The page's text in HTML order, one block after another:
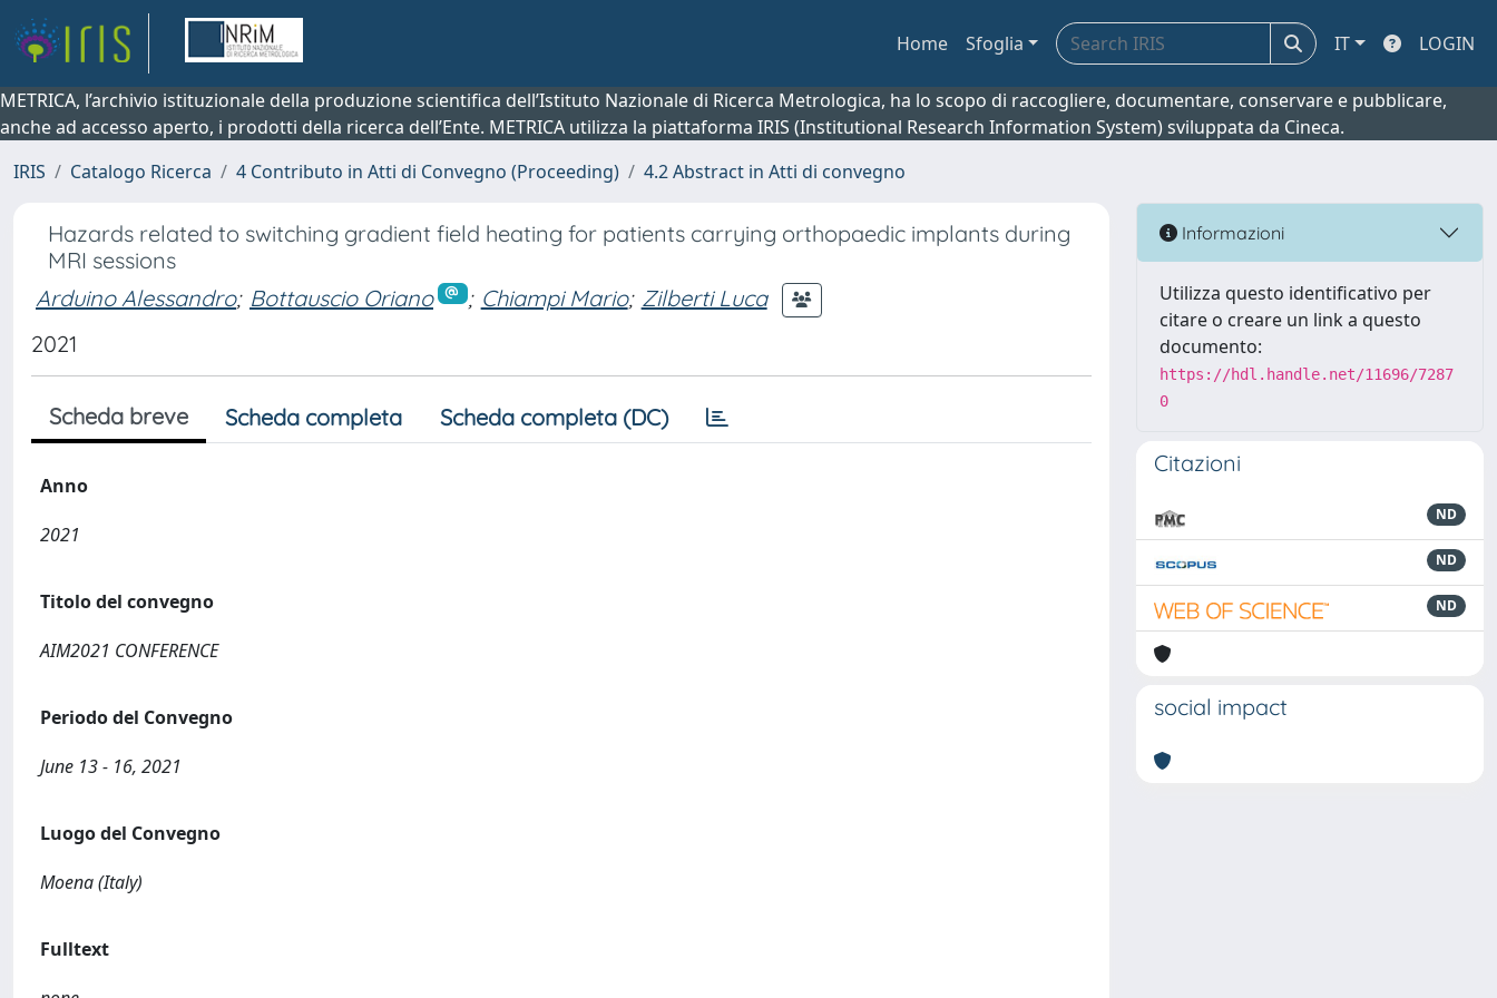
Home Sfoglia IT LOGIN
METRICA, l’archivio istituzionale della produzione scientifica dell’Istituto Nazionale di Ricerca Metrologica, ha lo scopo di raccogliere, documentare, conservare e pubblicare,
anche ad accesso aperto, i prodotti della ricerca dell’Ente. METRICA utilizza la piattaforma IRIS (Institutional Research Information System) sviluppata da Cineca.
IRIS
Catalogo Ricerca 4 Contributo in Atti di Convegno (Proceeding) 4.2 Abstract in Atti di convegno
Hazards related to switching gradient field heating for patients carrying orthopaedic implants during
MRI sessions
Arduino Alessandro; Bottauscio Oriano ; Chiampi Mario; Zilberti Luca
2021
Scheda breve Scheda completa Scheda completa (DC)
Anno
2021
Titolo del convegno
AIM2021 CONFERENCE
Periodo del Convegno
June 13 - 16, 2021
Luogo del Convegno
Moena (Italy)
Fulltext
Informazioni
Utilizza questo identificativo per
citare o creare un link a questo
documento:
https://hdl.handle.net/11696/7287
0
Citazioni
ND
ND
ND
social impact